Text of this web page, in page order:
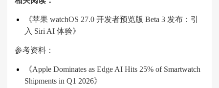
《苹果 watchOS 27.0 开发者预览版 Beta 3 发布：引
入 Siri AI 体验》
参考资料：
《Apple Dominates as Edge AI Hits 25% of Smartwatch
Shipments in Q1 2026》